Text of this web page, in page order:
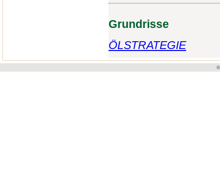
Grundrisse
ÖLSTRATEGIE